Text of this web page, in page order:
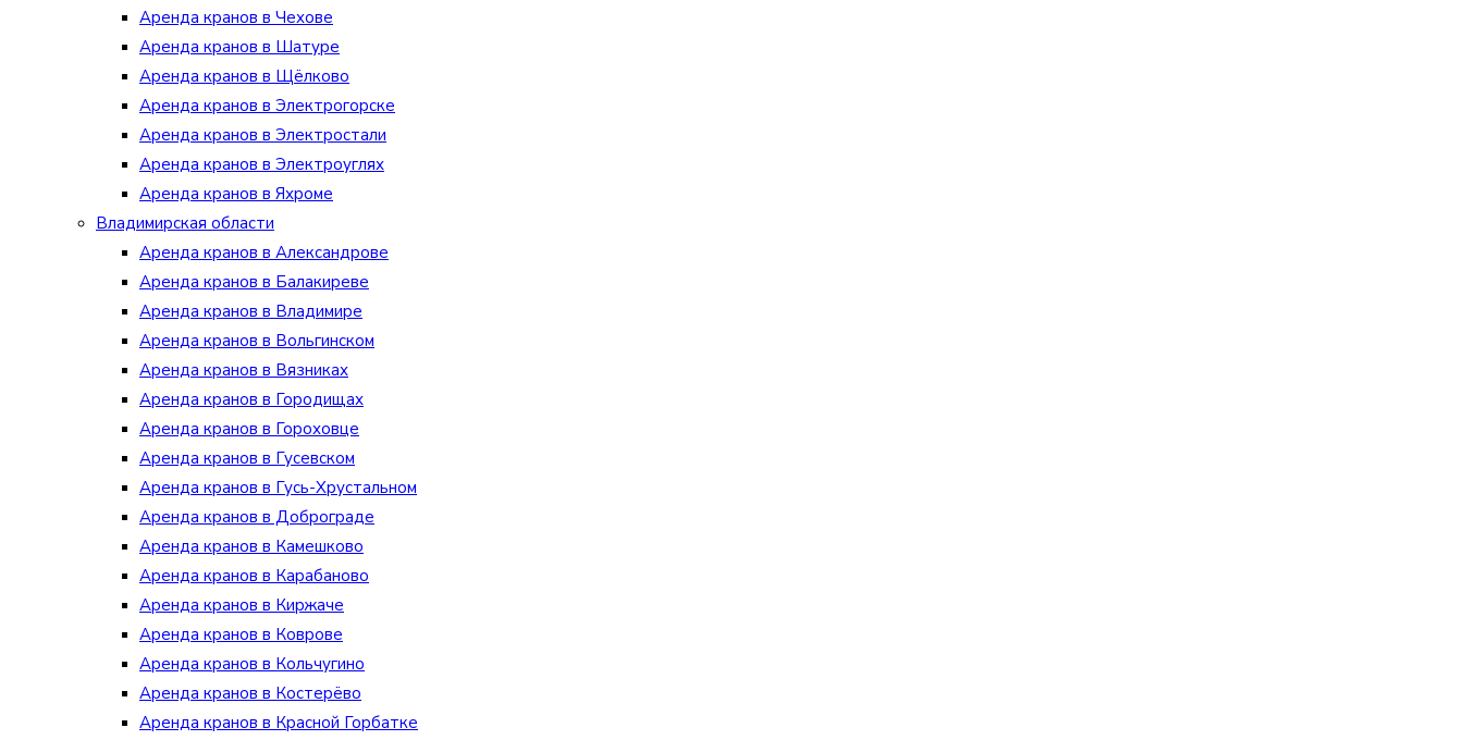
Аренда кранов в Чехове
Аренда кранов в Шатуре
Аренда кранов в Щёлково
Аренда кранов в Электрогорске
Аренда кранов в Электростали
Аренда кранов в Электроуглях
Аренда кранов в Яхроме
Владимирская области
Аренда кранов в Александрове
Аренда кранов в Балакиреве
Аренда кранов в Владимире
Аренда кранов в Вольгинском
Аренда кранов в Вязниках
Аренда кранов в Городищах
Аренда кранов в Гороховце
Аренда кранов в Гусевском
Аренда кранов в Гусь-Хрустальном
Аренда кранов в Доброграде
Аренда кранов в Камешково
Аренда кранов в Карабаново
Аренда кранов в Киржаче
Аренда кранов в Коврове
Аренда кранов в Кольчугино
Аренда кранов в Костерёво
Аренда кранов в Красной Горбатке